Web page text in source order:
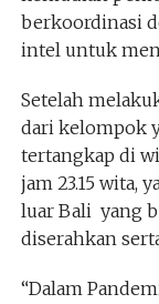
berkoordinasi
intel untuk
Setelah
dari kelompok
tertangkap di
jam 23.15 wita,
luar Bali yang
diserahkan
“Dalam